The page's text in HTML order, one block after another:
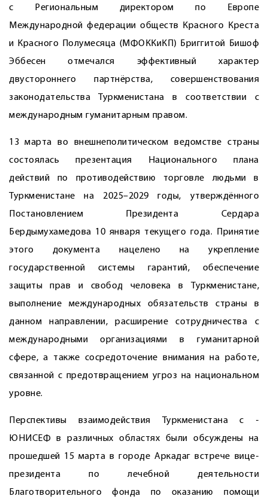
с Региональным директором по Европе
Международной федерации обществ Красного Креста
и Красного Полумесяца (МФОККиКП) Бриггитой Бишоф
Эббесен отмечался эффективный характер
двустороннего партнёрства, совершенствования
законодательства Туркменистана в соответствии с
международным гуманитарным правом.
13 марта во внешнеполитическом ведомстве страны
состоялась презентация Национального плана
действий по противодействию торговле людьми в
Туркменистане на 2025–2029 годы, утверждённого
Постановлением Президента Сердара
Бердымухамедова 10 января текущего года. Принятие
этого документа нацелено на укрепление
государственной системы гарантий, обеспечение
защиты прав и свобод человека в Туркменистане,
выполнение международных обязательств страны в
данном направлении, расширение сотрудничества с
международными организациями в гуманитарной
сфере, а также сосредоточение внимания на работе,
связанной с предотвращением угроз на национальном
уровне.
Перспективы взаимодействия Туркменистана с ­
ЮНИСЕФ в различных областях были обсуждены на
прошедшей 15 марта в городе Аркадаг встрече вице-
президента по лечебной деятельности
Благотворительного фонда по оказанию помощи